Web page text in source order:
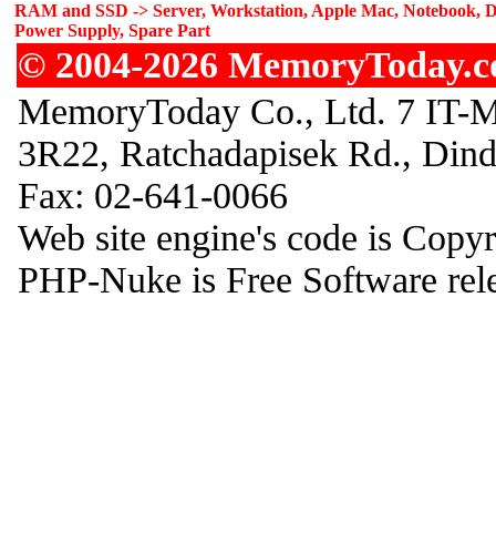
RAM and SSD -> Server, Workstation, Apple Mac, Notebook,
Power Supply, Spare Part
© 2004-2026
MemoryToday Co., Ltd. 7 IT-
3R22, Ratchadapisek Rd.,
Fax: 02-641-0066
Web site engine's code is
PHP-Nuke is Free Software